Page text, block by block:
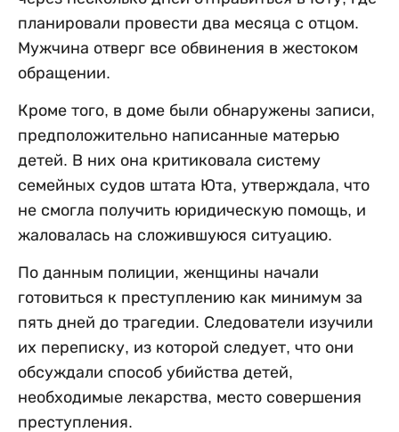
планировали провести два месяца с отцом.
Мужчина отверг все обвинения в жестоком
обращении.
Кроме того, в доме были обнаружены записи,
предположительно написанные матерью
детей. В них она критиковала систему
семейных судов штата Юта, утверждала, что
не смогла получить юридическую помощь, и
жаловалась на сложившуюся ситуацию.
По данным полиции, женщины начали
готовиться к преступлению как минимум за
пять дней до трагедии. Следователи изучили
их переписку, из которой следует, что они
обсуждали способ убийства детей,
необходимые лекарства, место совершения
преступления.